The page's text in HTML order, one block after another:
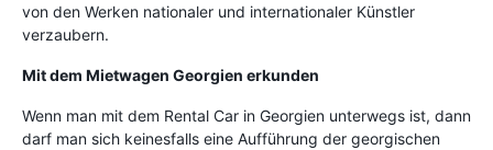
von den Werken nationaler und internationaler Künstler
verzaubern.
Mit dem Mietwagen Georgien erkunden
Wenn man mit dem Rental Car in Georgien unterwegs ist, dann
darf man sich keinesfalls eine Aufführung der georgischen